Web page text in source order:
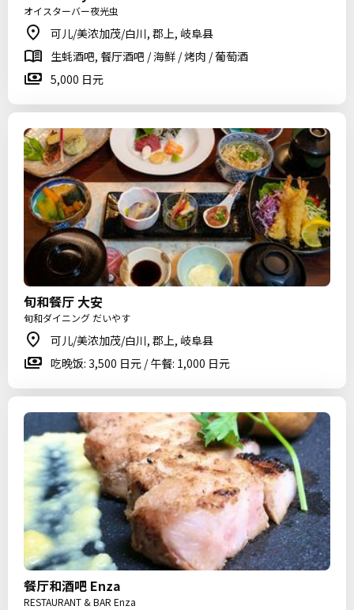
オイスターバー夜光虫
可儿/美浓加茂/白川, 郡上, 岐阜县
生蚝酒吧, 餐厅酒吧 / 海鲜 / 烤肉 / 葡萄酒
5,000 日元
旬和餐厅 大安
旬和ダイニング だいやす
可儿/美浓加茂/白川, 郡上, 岐阜县
吃晚饭: 3,500 日元 / 午餐: 1,000 日元
餐厅和酒吧 Enza
RESTAURANT & BAR Enza